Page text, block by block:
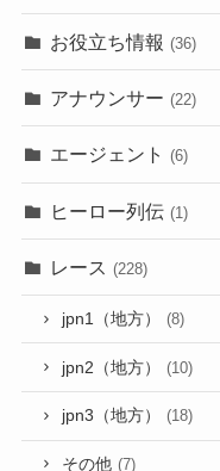
お役立ち情報 (36)
アナウンサー (22)
エージェント (6)
ヒーロー列伝 (1)
レース (228)
jpn1（地方） (8)
jpn2（地方） (10)
jpn3（地方） (18)
その他 (7)